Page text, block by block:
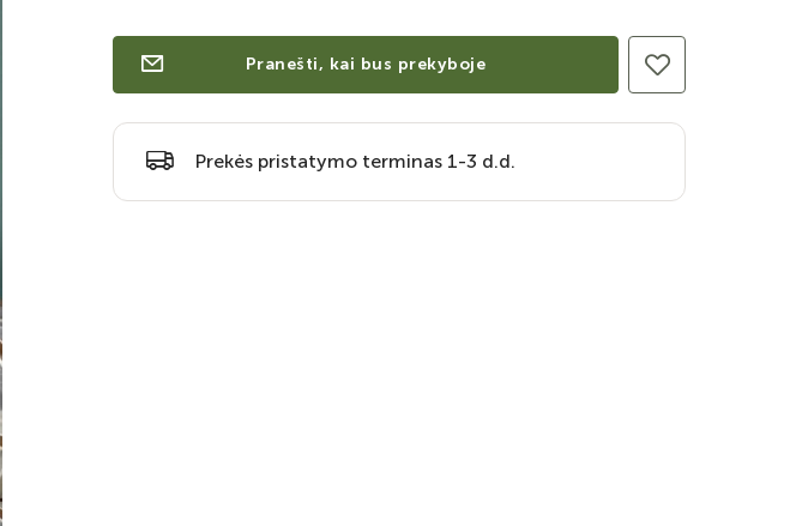
Pranešti, kai bus prekyboje
Prekės pristatymo terminas 1-3 d.d.